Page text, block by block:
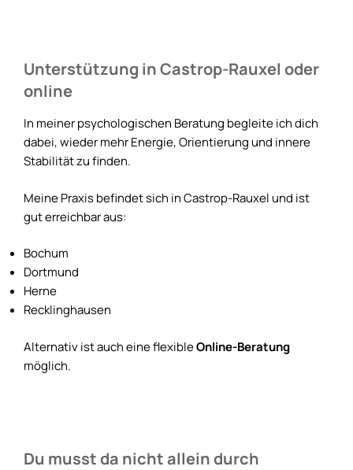
Unterstützung in Castrop-Rauxel oder
online
In meiner psychologischen Beratung begleite ich dich
dabei, wieder mehr Energie, Orientierung und innere
Stabilität zu finden.
Meine Praxis befindet sich in Castrop-Rauxel und ist
gut erreichbar aus:
Bochum
Dortmund
Herne
Recklinghausen
Alternativ ist auch eine flexibleOnline-Beratung
möglich.
Du musst da nicht allein durch